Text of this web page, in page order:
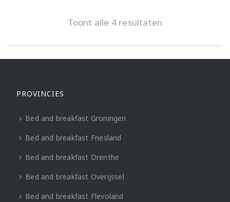
Toont alle 4 resultaten
PROVINCIES
Bed and breakfast Groningen
Bed and breakfast Friesland
Bed and breakfast Drenthe
Bed and breakfast Overijssel
Bed and breakfast Flevoland